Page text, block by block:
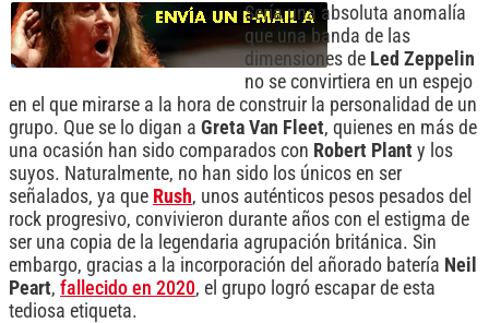
Sería una absoluta anomalía
que una banda de las
dimensiones de Led Zeppelin
no se convirtiera en un espejo
en el que mirarse a la hora de construir la personalidad de un
grupo. Que se lo digan a Greta Van Fleet, quienes en más de
una ocasión han sido comparados con Robert Plant y los
suyos. Naturalmente, no han sido los únicos en ser
señalados, ya que Rush, unos auténticos pesos pesados del
rock progresivo, convivieron durante años con el estigma de
ser una copia de la legendaria agrupación británica. Sin
embargo, gracias a la incorporación del añorado batería Neil
Peart, fallecido en 2020, el grupo logró escapar de esta
tediosa etiqueta.